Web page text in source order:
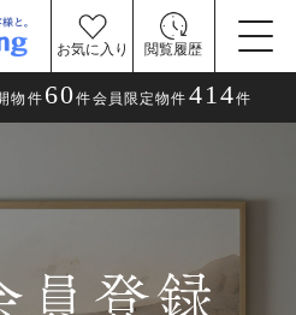
お気に入り 閲覧履歴
物件 60件会員限定物件 414件